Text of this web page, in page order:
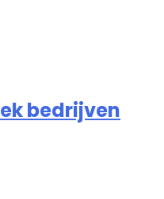
bedrijven